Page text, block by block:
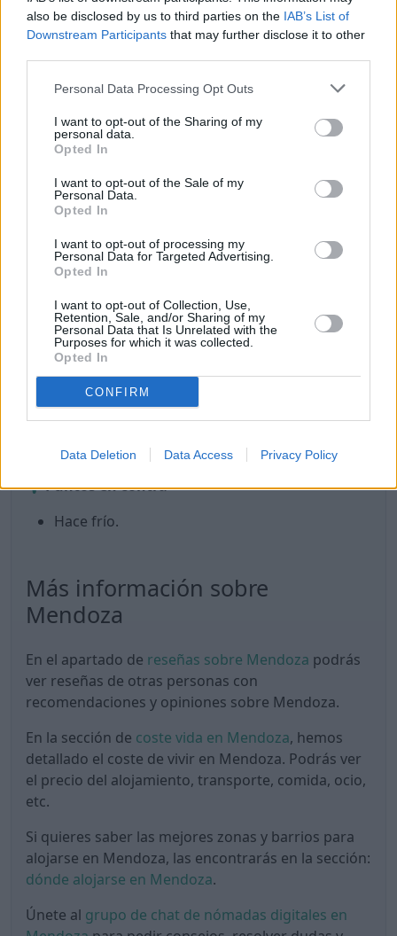
also be disclosed by us to third parties on the IAB’s List of
Downstream Participants that may further disclose it to other
Personal Data Processing Opt Outs
I want to opt-out of the Sharing of my
personal data.
Opted In
I want to opt-out of the Sale of my
Personal Data.
Opted In
I want to opt-out of processing my
Personal Data for Targeted Advertising.
Opted In
I want to opt-out of Collection, Use,
Retention, Sale, and/or Sharing of my
Personal Data that Is Unrelated with the
Purposes for which it was collected.
Opted In
CONFIRM
Data Deletion Data Access Privacy Policy
contra
A continuación, vamos a listar algunos puntos a
favor y puntos de Mendoza para vivir como
Puntos a favor
Buen coste de vida.
Buena calidad del aire (hoy).
Internet rápido.
Es un lugar seguro.
Buena sanidad y hospitales.
Es seguro para las mujeres.
LGBTQ+ friendly.
Hay una buena oferta gastronómica.
Hay lugares para tomar café o té.
Hay lugares y eventos de cultura y ocio.
Hay lugares de interés que visitar.
Hay lugares para ir de compras.
Hay tiendas de alimentos y/o supermercados.
Puntos en contra
Hace frío.
Más información sobre
Mendoza
En el apartado de reseñas sobre Mendoza podrás
ver reseñas de otras personas con
recomendaciones y opiniones sobre Mendoza.
En la sección de coste vida en Mendoza, hemos
detallado el coste de vivir en Mendoza. Podrás ver
el precio del alojamiento, transporte, comida, ocio,
etc.
Si quieres saber las mejores zonas y barrios para
alojarse en Mendoza, las encontrarás en la sección:
dónde alojarse en Mendoza.
Únete al grupo de chat de nómadas digitales en